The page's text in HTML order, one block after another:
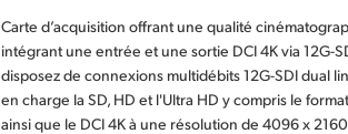
Carte d’acquisition offrant une qualité
intégrant une entrée et une sortie DCI 4K via 12G-
disposez de connexions multidébits 12G-SDI dual
en charge la SD, HD et l'Ultra HD y compris le
ainsi que le DCI 4K à une résolution de 4096 x